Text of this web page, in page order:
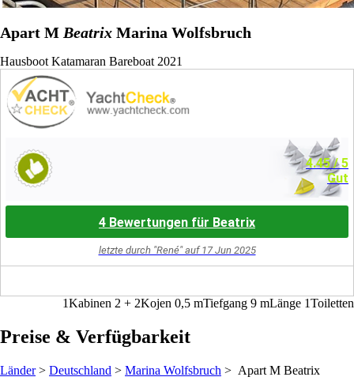
Apart M Beatrix Marina Wolfsbruch
Hausboot Katamaran Bareboat 2021
4.45/ 5
Gut
4 Bewertungen für Beatrix
letzte durch "René" auf 17 Jun 2025
1Kabinen 2 + 2Kojen 0,5 mTiefgang 9 mLänge 1Toiletten
Preise & Verfügbarkeit
Länder> Deutschland > Marina Wolfsbruch > Apart M Beatrix